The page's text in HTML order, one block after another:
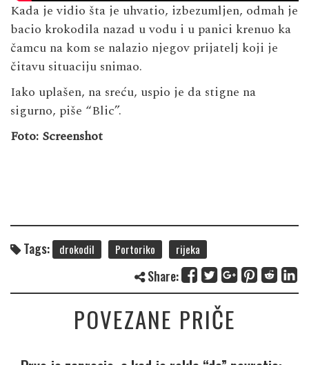
Kada je vidio šta je uhvatio, izbezumljen, odmah je
bacio krokodila nazad u vodu i u panici krenuo ka
čamcu na kom se nalazio njegov prijatelj koji je
čitavu situaciju snimao.
Iako uplašen, na sreću, uspio je da stigne na
sigurno, piše “Blic”.
Foto: Screenshot
Tags: drokodil Portoriko rijeka
Share:
POVEZANE PRIČE